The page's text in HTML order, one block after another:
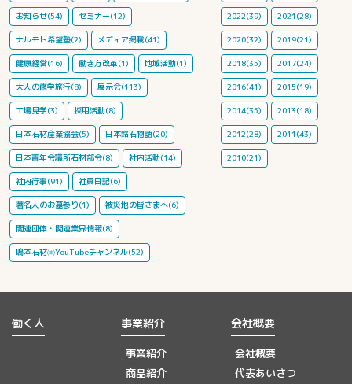
お知らせ(54) セミナー(12)
ナルモト希望塾(2) メディア掲載(41)
健康経営(16) 働き方改革(1) 地域活動(1)
大人の修学旅行(8) 展示会(113)
工場見学(3) 採用活動(8)
日本石材産業協会(5) 日本銘石物語(20)
日本青年会議所石材部会(8) 社内活動(14)
社内行事(91) 社員日記(6)
著名人のお墓参り(1) 被災地の皆さまへ(6)
関連団体・関連業界情報(8)
鳴本石材㈱YouTubeチャンネル(52)
2022(39) 2021(28)
2020(32) 2019(21)
2018(35) 2017(24)
2016(41) 2015(19)
2014(35) 2013(18)
2012(28) 2011(43)
2010(21)
働く人 事業紹介
事業紹介
商品紹介
会社概要
会社概要
代表あいさつ